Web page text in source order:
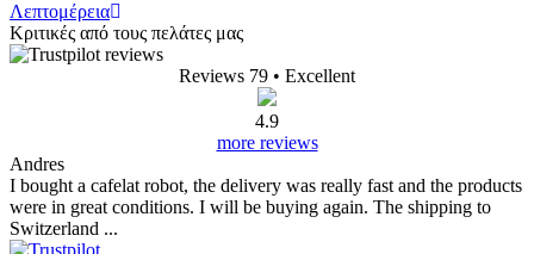
Λεπτομέρεια
Κριτικές από τους πελάτες μας
Reviews 79 • Excellent
4.9
more reviews
Andres
I bought a cafelat robot, the delivery was really fast and the products
were in great conditions. I will be buying again. The shipping to
Switzerland ...